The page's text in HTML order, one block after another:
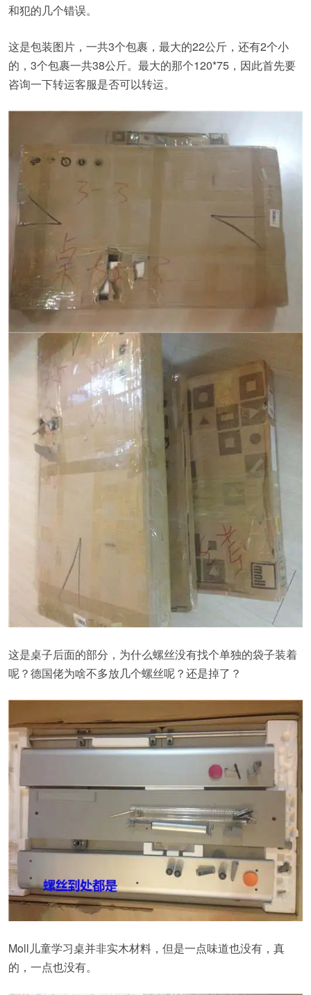
和犯的几个错误。
这是包装图片，一共3个包裹，最大的22公斤，还有2个小
的，3个包裹一共38公斤。最大的那个120*75，因此首先要
咨询一下转运客服是否可以转运。
这是桌子后面的部分，为什么螺丝没有找个单独的袋子装着
呢？德国佬为啥不多放几个螺丝呢？还是掉了？
Moll儿童学习桌并非实木材料，但是一点味道也没有，真
的，一点也没有。